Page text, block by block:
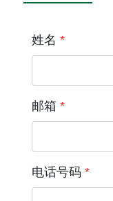
姓名 *
邮箱 *
电话号码 *